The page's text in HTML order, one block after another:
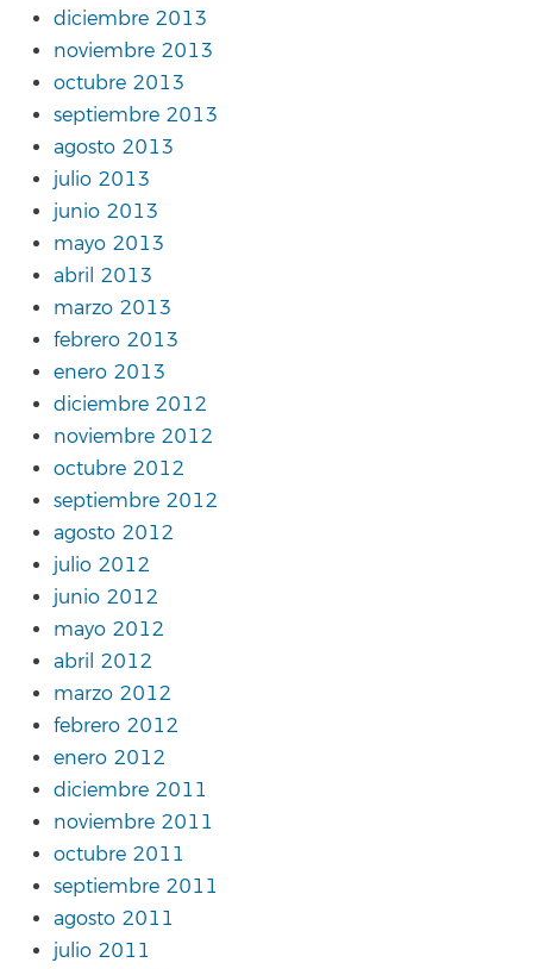
diciembre 2013
noviembre 2013
octubre 2013
septiembre 2013
agosto 2013
julio 2013
junio 2013
mayo 2013
abril 2013
marzo 2013
febrero 2013
enero 2013
diciembre 2012
noviembre 2012
octubre 2012
septiembre 2012
agosto 2012
julio 2012
junio 2012
mayo 2012
abril 2012
marzo 2012
febrero 2012
enero 2012
diciembre 2011
noviembre 2011
octubre 2011
septiembre 2011
agosto 2011
julio 2011